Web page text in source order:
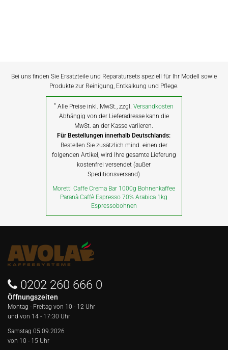
Bei uns finden Sie Ersatzteile und Reparatursets speziell für Ihr Modell sowie
Produkte zur Reinigung, Entkalkung und Pflege.
* Alle Preise inkl. MwSt., zzgl.Versandkosten
Abhängig von der Lieferadresse kann die
MwSt. an der Kasse variieren.
Für Bestellungen innerhalb Deutschlands:
Bestellen Sie zusätzlich mind. einen der
folgenden Artikel, wird Ihre gesamte Lieferung
kostenfrei versendet (außer
Speditionsversand)
Moretti Caffe Crema Bar 1000g Bohnenkaffee
Paranà Caffè Espresso 70% Arabica 1kg
Espressobohnen
0202 260 666 0
Öffnungszeiten
Montag - Freitag von 10 - 12 Uhr
und von 14 - 17:30 Uhr
Samstag 05.09.2026
von 10 - 15 Uhr